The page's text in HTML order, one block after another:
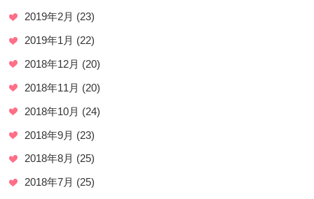
2019年2月 (23)
2019年1月 (22)
2018年12月 (20)
2018年11月 (20)
2018年10月 (24)
2018年9月 (23)
2018年8月 (25)
2018年7月 (25)